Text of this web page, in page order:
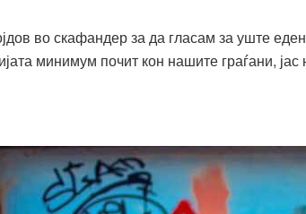
во скафандер за да гласам за уште
минимум почит кон нашите граѓани, јас